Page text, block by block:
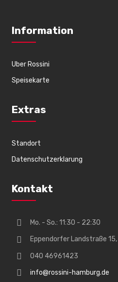
Information
Uber Rossini
Speisekarte
Extras
Standort
Datenschutzerklarung
Kontakt
Mo. - So.: 11:30 - 22:30
Eppendorfer Landstraße
040 46961423
info@rossini-hamburg.de